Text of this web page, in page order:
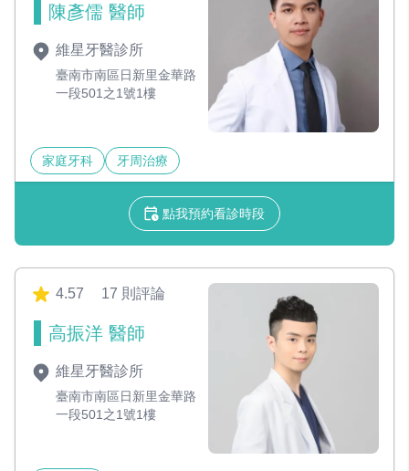
陳彥儒 醫師
維星牙醫診所
臺南市南區日新里金華路
一段501之1號1樓
家庭牙科 牙周治療
點我預約看診時段
4.57 17 則評論
高振洋 醫師
維星牙醫診所
臺南市南區日新里金華路
一段501之1號1樓